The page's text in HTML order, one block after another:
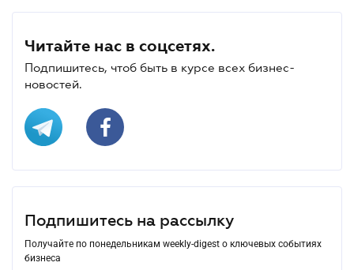
Читайте нас в соцсетях.
Подпишитесь, чтоб быть в курсе всех бизнес-
новостей.
Подпишитесь на рассылку
Получайте по понедельникам weekly-digest о ключевых событиях
бизнеса